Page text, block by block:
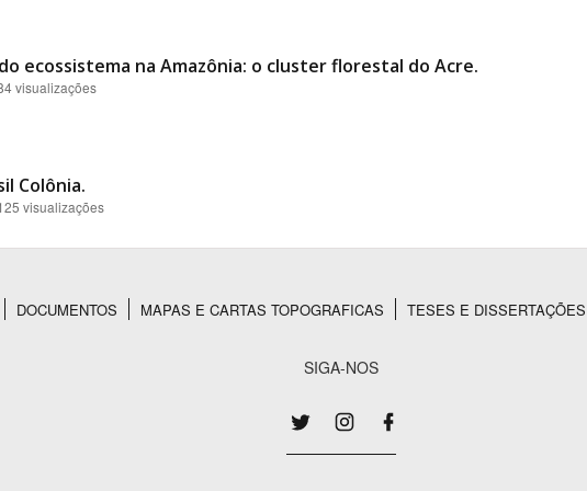
ecossistema na Amazônia: o cluster florestal do Acre.
visualizações
Colônia.
visualizações
DOCUMENTOS MAPAS E CARTAS TOPOGRAFICAS TESES E DISSERTAÇÕES
SIGA-NOS